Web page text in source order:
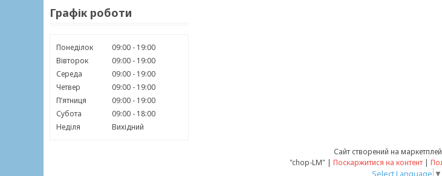
Графік роботи
Понеділок 09:00
19:00
Вівторок
09:00
19:00
Середа
09:00
19:00
Четвер
09:00
19:00
Пʼятниця
09:00
19:00
Субота
09:00
18:00
Неділя
Вихідний
Сайт створений на
"chop-LM" | Поскаржитися на контент |
Select Language ▼